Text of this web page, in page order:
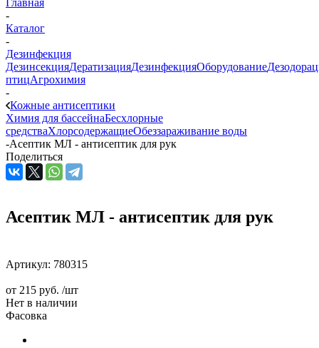
Главная
-
Каталог
-
Дезинфекция
ДезинсекцияДератизацияДезинфекцияОборудование
птицАгрохимия
-
Кожные антисептики
Химия для бассейнаБесхлорные
средстваХлорсодержащиеОбеззараживание воды
-Асептик МЛ - антисептик для рук
Поделиться
Асептик МЛ - антисептик для рук
Артикул: 780315
от 215 руб. /шт
Нет в наличии
Фасовка